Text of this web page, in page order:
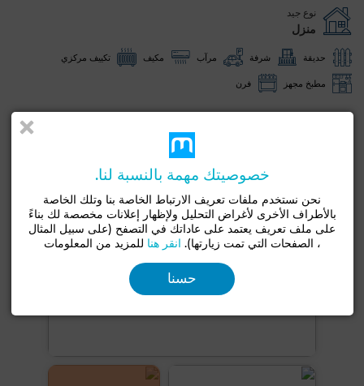
نوع جيد
منزل
حديقة شرفة مرآب مكيف تكييف مركزي
مطبخ مجهز فرن
خصوصيتك مهمة بالنسبة لنا.
نحن نستخدم ملفات تعريف الارتباط الخاصة بنا وتلك الخاصة
بالأطراف الأخرى لأغراض التحليل ولإظهار إعلانات مخصصة لك بناءً
على ملف تعريف يعتمد على عاداتك في التصفح (على سبيل المثال
، الصفحات التي تمت زيارتها). انقر هنا للمزيد من المعلومات
حسنا